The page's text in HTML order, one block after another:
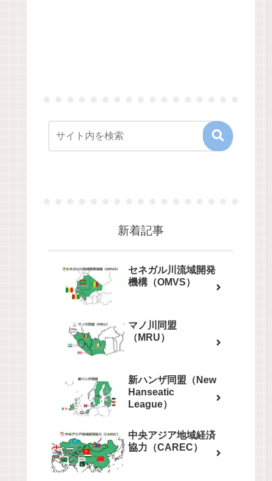
新着記事
セネガル川流域開発
機構（OMVS）
マノ川同盟
（MRU）
新ハンザ同盟（New
Hanseatic
League）
中央アジア地域経済
協力（CAREC）